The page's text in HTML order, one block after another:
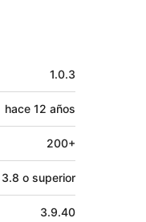
1.0.3
hace 12 años
200+
3.8 o superior
3.9.40